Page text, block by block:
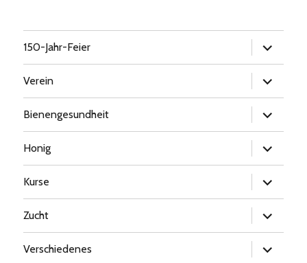
150-Jahr-Feier
öffnen
Verein
öffnen
Bienengesundheit
öffnen
Honig
öffnen
Kurse
öffnen
Zucht
öffnen
Verschiedenes
öffnen